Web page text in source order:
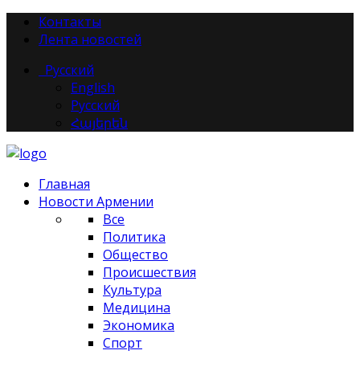
Контакты
Лента новостей
Русский
English
Русский
Հայերեն
Главная
Новости Армении
Все
Политика
Общество
Происшествия
Культура
Медицина
Экономика
Спорт